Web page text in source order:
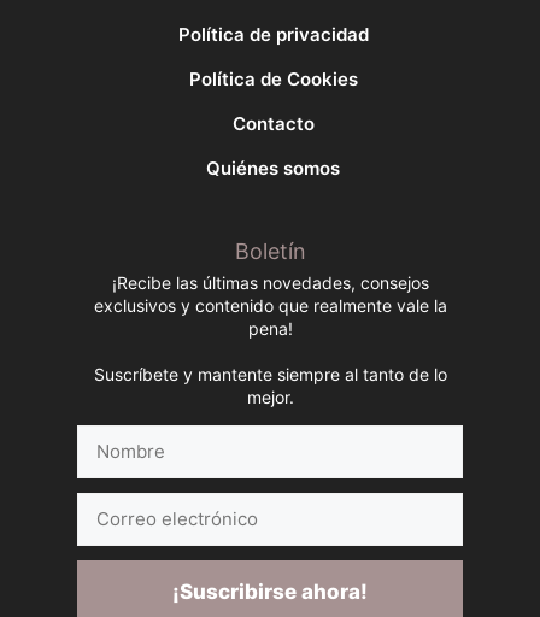
Política de privacidad
Política de Cookies
Contacto
Quiénes somos
Boletín
¡Recibe las últimas novedades, consejos
exclusivos y contenido que realmente vale la
pena!
Suscríbete y mantente siempre al tanto de lo
mejor.
electrónico
¡Suscribirse ahora!